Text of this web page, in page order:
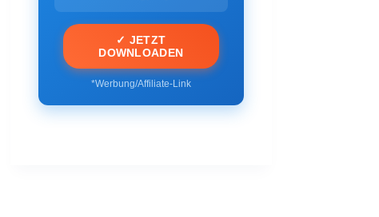
✓ JETZT
DOWNLOADEN
*Werbung/Affiliate-Link